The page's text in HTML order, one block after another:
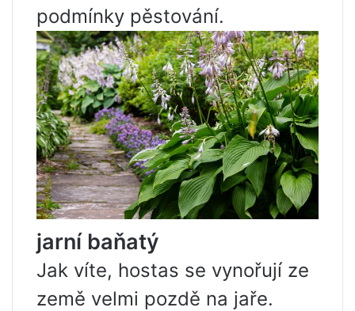
podmínky pěstování.
jarní baňatý
Jak víte, hostas se vynořují ze
země velmi pozdě na jaře.